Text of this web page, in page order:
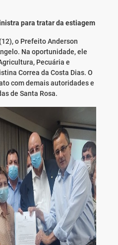
para tratar da estiagem
o Prefeito Anderson
Na oportunidade, ele
Pecuária e
Correa da Costa Dias. O
com demais autoridades e
de Santa Rosa.